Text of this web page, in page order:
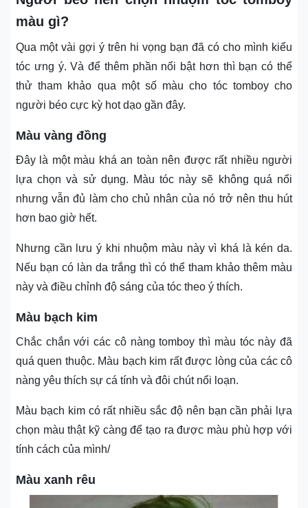
màu gì?
Qua một vài gợi ý trên hi vọng bạn đã có cho mình kiểu
tóc ưng ý. Và để thêm phần nổi bật hơn thì bạn có thể
thử tham khảo qua một số màu cho tóc tomboy cho
người béo cực kỳ hot dạo gần đây.
Màu vàng đồng
Đây là một màu khá an toàn nên được rất nhiều người
lựa chọn và sử dụng. Màu tóc này sẽ không quá nổi
nhưng vẫn đủ làm cho chủ nhân của nó trở nên thu hút
hơn bao giờ hết.
Nhưng cần lưu ý khi nhuộm màu này vì khá là kén da.
Nếu bạn có làn da trắng thì có thể tham khảo thêm màu
này và điều chỉnh độ sáng của tóc theo ý thích.
Màu bạch kim
Chắc chắn với các cô nàng tomboy thì màu tóc này đã
quá quen thuộc. Màu bạch kim rất được lòng của các cô
nàng yêu thích sự cá tính và đôi chút nổi loạn.
Màu bạch kim có rất nhiều sắc độ nên bạn cần phải lựa
chọn màu thật kỹ càng để tạo ra được màu phù hợp với
tính cách của mình/
Màu xanh rêu